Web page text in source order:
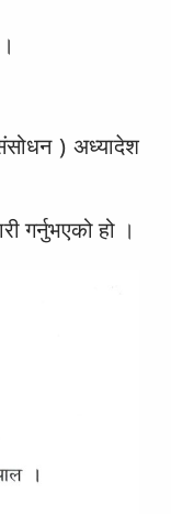
) अध्यादेश
गर्नुभएको हो ।